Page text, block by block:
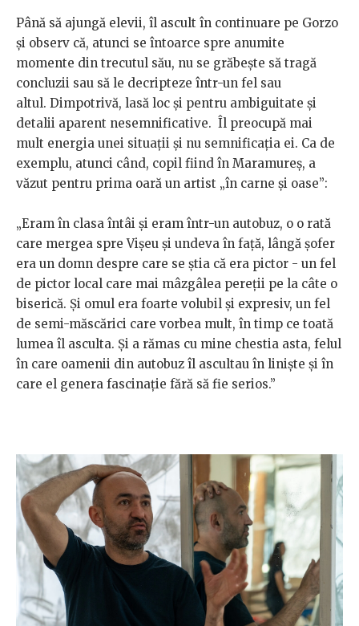
Până să ajungă elevii, îl ascult în continuare pe Gorzo
și observ că, atunci se întoarce spre anumite
momente din trecutul său, nu se grăbește să tragă
concluzii sau să le decripteze într-un fel sau
altul. Dimpotrivă, lasă loc și pentru ambiguitate și
detalii aparent nesemnificative. Îl preocupă mai
mult energia unei situații și nu semnificația ei. Ca de
exemplu, atunci când, copil fiind în Maramureș, a
văzut pentru prima oară un artist „în carne și oase”:
„Eram în clasa întâi și eram într-un autobuz, o o rată
care mergea spre Vișeu și undeva în față, lângă șofer
era un domn despre care se știa că era pictor - un fel
de pictor local care mai mâzgâlea pereții pe la câte o
biserică. Și omul era foarte volubil și expresiv, un fel
de semi-măscărici care vorbea mult, în timp ce toată
lumea îl asculta. Și a rămas cu mine chestia asta, felul
în care oamenii din autobuz îl ascultau în liniște și în
care el genera fascinație fără să fie serios.”